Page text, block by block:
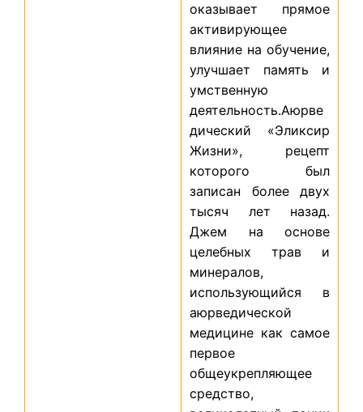
оказывает прямое
активирующее
влияние на обучение,
улучшает память и
умственную
деятельность.Аюрве
дический «Эликсир
Жизни», рецепт
которого был
записан более двух
тысяч лет назад.
Джем на основе
целебных трав и
минералов,
использующийся в
аюрведической
медицине как самое
первое
общеукрепляющее
средство,